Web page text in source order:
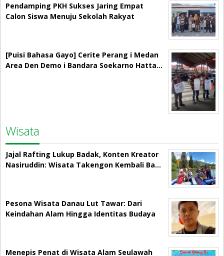
Pendamping PKH Sukses Jaring Empat
Calon Siswa Menuju Sekolah Rakyat
[Puisi Bahasa Gayo] Cerite Perang i Medan
Area Den Demo i Bandara Soekarno Hatta…
Wisata
Jajal Rafting Lukup Badak, Konten Kreator
Nasiruddin: Wisata Takengon Kembali Ba…
Pesona Wisata Danau Lut Tawar: Dari
Keindahan Alam Hingga Identitas Budaya
Menepis Penat di Wisata Alam Seulawah